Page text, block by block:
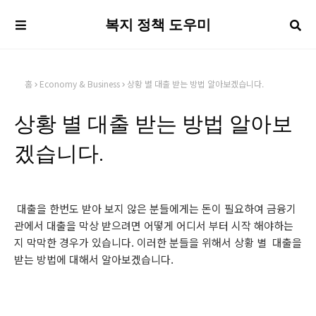
복지 정책 도우미
홈 Economy & Business 상황 별 대출 받는 방법 알아보겠습니다.
상황 별 대출 받는 방법 알아보
겠습니다.
대출을 한번도 받아 보지 않은 분들에게는 돈이 필요하여 금융기
관에서 대출을 막상 받으려면 어떻게 어디서 부터 시작 해야하는
지 막막한 경우가 있습니다. 이러한 분들을 위해서 상황 별 대출을
받는 방법에 대해서 알아보겠습니다.